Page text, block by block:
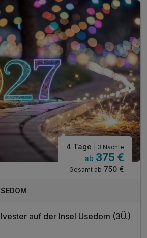
4 Tage | 3 Nächte
ab 375 €
Gesamt ab 750 €
auf der Insel Usedom (3Ü.)